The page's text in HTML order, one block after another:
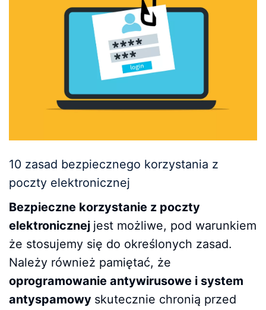
10 zasad bezpiecznego korzystania z
poczty elektronicznej
Bezpieczne korzystanie z poczty
elektronicznej jest możliwe, pod warunkiem
że stosujemy się do określonych zasad.
Należy również pamiętać, że
oprogramowanie antywirusowe i system
antyspamowy skutecznie chronią przed